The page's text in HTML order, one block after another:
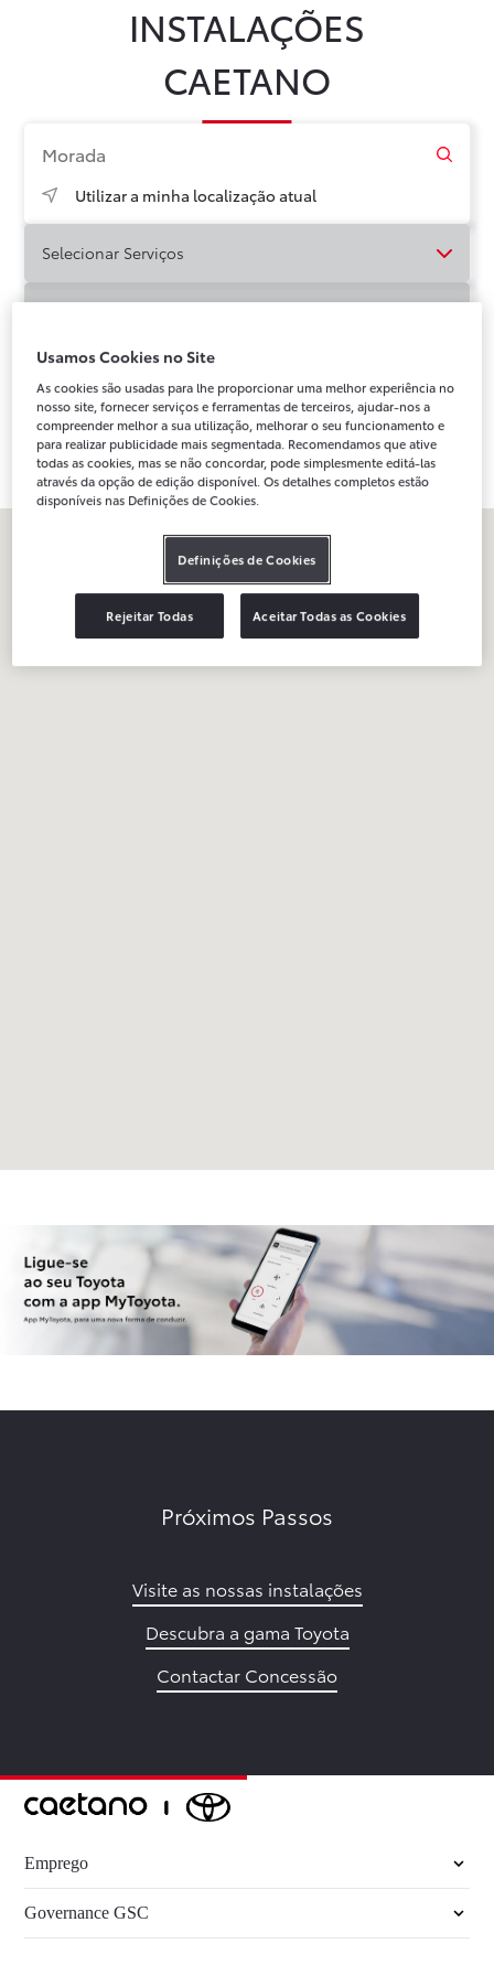
INSTALAÇÕES
CAETANO
Utilizar a minha localização atual
Selecionar Serviços
1 Caetano Auto em Faro 2
Caetano
Portimão
Próximos Passos
Visite as nossas instalações
Descubra a gama Toyota
Contactar Concessão
Emprego
Governance GSC
Usamos Cookies no Site
As cookies são usadas para lhe proporcionar uma melhor experiência no
nosso site, fornecer serviços e ferramentas de terceiros, ajudar-nos a
compreender melhor a sua utilização, melhorar o seu funcionamento e
para realizar publicidade mais segmentada. Recomendamos que ative
todas as cookies, mas se não concordar, pode simplesmente editá-las
através da opção de edição disponível. Os detalhes completos estão
disponíveis nas Definições de Cookies.
Definições de Cookies
Rejeitar Todas Aceitar Todas as Cookies